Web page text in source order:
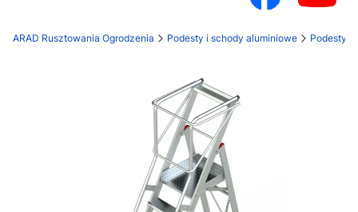
ARAD Rusztowania Ogrodzenia Podesty i schody aluminiowe Podesty